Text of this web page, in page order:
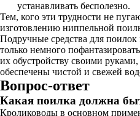
устанавливать бесполезно.
Тем, кого эти трудности не
изготовлению ниппельной
Подручные средства для
только немного
их обустройству своими руками,
обеспечены чистой и свежей
Вопрос-ответ
Какая поилка должна
Кролиководы в основном